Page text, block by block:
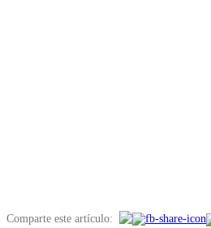
Comparte este artículo: